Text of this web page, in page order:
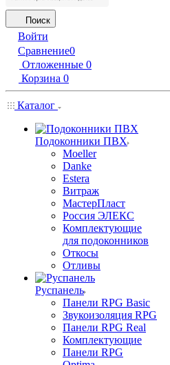
Поиск
Войти
Сравнение0
Отложенные 0
Корзина 0
Каталог
Подоконники ПВХ
Moeller
Danke
Estera
Витраж
МастерПласт
Россия ЭЛЕКС
Комплектующие
для подоконников
Откосы
Отливы
Руспанель
Панели RPG Basic
Звукоизоляция RPG
Панели RPG Real
Комплектующие
Панели RPG